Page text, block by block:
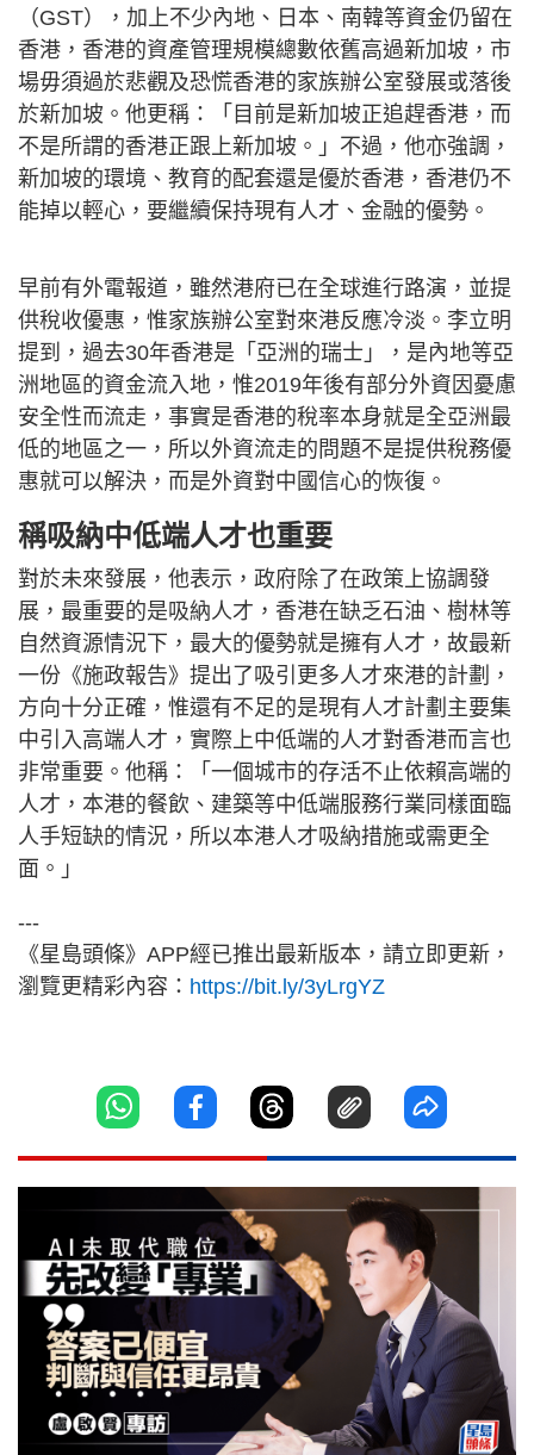
（GST），加上不少內地、日本、南韓等資金仍留在
香港，香港的資產管理規模總數依舊高過新加坡，市
場毋須過於悲觀及恐慌香港的家族辦公室發展或落後
於新加坡。他更稱：「目前是新加坡正追趕香港，而
不是所謂的香港正跟上新加坡。」不過，他亦強調，
新加坡的環境、教育的配套還是優於香港，香港仍不
能掉以輕心，要繼續保持現有人才、金融的優勢。
早前有外電報道，雖然港府已在全球進行路演，並提
供稅收優惠，惟家族辦公室對來港反應冷淡。李立明
提到，過去30年香港是「亞洲的瑞士」，是內地等亞
洲地區的資金流入地，惟2019年後有部分外資因憂慮
安全性而流走，事實是香港的稅率本身就是全亞洲最
低的地區之一，所以外資流走的問題不是提供稅務優
惠就可以解決，而是外資對中國信心的恢復。
稱吸納中低端人才也重要
對於未來發展，他表示，政府除了在政策上協調發
展，最重要的是吸納人才，香港在缺乏石油、樹林等
自然資源情況下，最大的優勢就是擁有人才，故最新
一份《施政報告》提出了吸引更多人才來港的計劃，
方向十分正確，惟還有不足的是現有人才計劃主要集
中引入高端人才，實際上中低端的人才對香港而言也
非常重要。他稱：「一個城市的存活不止依賴高端的
人才，本港的餐飲、建築等中低端服務行業同樣面臨
人手短缺的情況，所以本港人才吸納措施或需更全
面。」
---
《星島頭條》APP經已推出最新版本，請立即更新，
瀏覽更精彩內容： https://bit.ly/3yLrgYZ